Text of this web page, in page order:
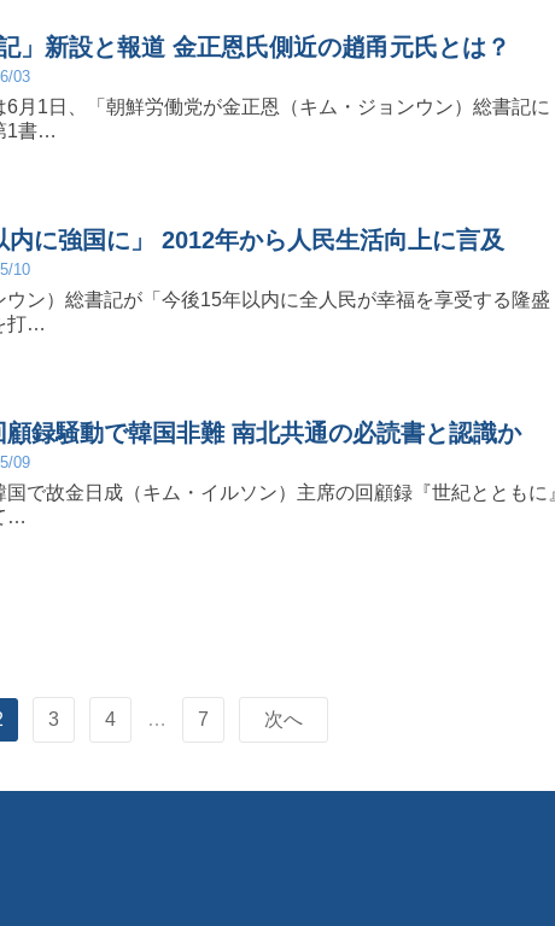
」新設と報道 金正恩氏側近の趙甬元氏とは？
03
月1日、「朝鮮労働党が金正恩（キム・ジョンウン）総書記に
1書…
に強国に」 2012年から人民生活向上に言及
10
ン）総書記が「今後15年以内に全人民が幸福を享受する隆盛
打…
録騒動で韓国非難 南北共通の必読書と認識か
09
で故金日成（キム・イルソン）主席の回顧録『世紀とともに
…
3 4 … 7 次へ